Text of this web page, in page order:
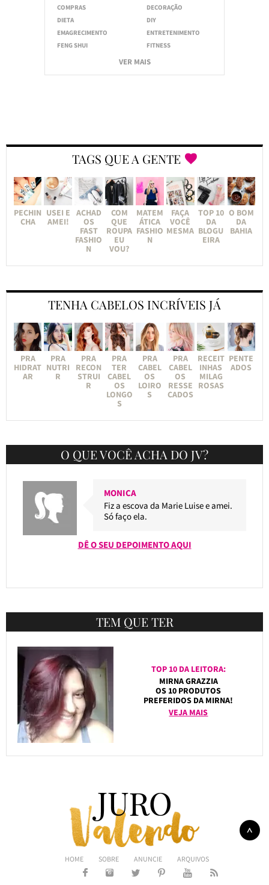
COMPRAS
DECORAÇÃO
DIETA
DIY
EMAGRECIMENTO
ENTRETENIMENTO
FENG SHUI
FITNESS
VER MAIS
TAGS QUE A GENTE
PECHIN
CHA
USEI E
AMEI!
ACHAD
OS
FAST
FASHIO
N
COM
QUE
ROUPA
EU
VOU?
MATEM
ÁTICA
FASHIO
N
FAÇA
VOCÊ
MESMA
TOP 10
DA
BLOGU
EIRA
O BOM
DA
BAHIA
TENHA CABELOS INCRÍVEIS JÁ
PRA
HIDRAT
AR
PRA
NUTRI
R
PRA
RECON
STRUI
R
PRA
TER
CABEL
OS
LONGO
S
PRA
CABEL
OS
LOIRO
S
PRA
CABEL
OS
RESSE
CADOS
RECEIT
INHAS
MILAG
ROSAS
PENTE
ADOS
O QUE VOCÊ ACHA DO JV?
MONICA
Fiz a escova da Marie Luise e amei.
Só faço ela.
DÊ O SEU DEPOIMENTO AQUI
TEM QUE TER
TOP 10 DA LEITORA:
MIRNA GRAZZIA
OS 10 PRODUTOS
PREFERIDOS DA MIRNA!
VEJA MAIS
HOME SOBRE ANUNCIE ARQUIVOS